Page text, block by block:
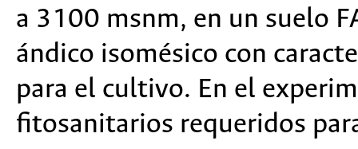
a 3100 msnm, en un suelo
ándico isomésico con
para el cultivo. En el
fitosanitarios requeridos